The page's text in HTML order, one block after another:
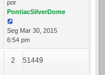
por
PontiacSilverDome
Seg Mar 30, 2015
6:54 pm
2 51449